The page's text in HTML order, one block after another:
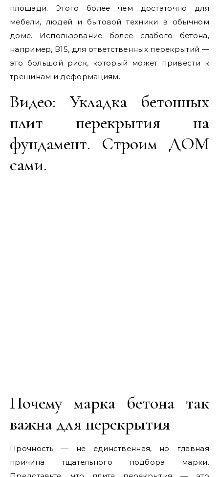
площади. Этого более чем достаточно для
мебели, людей и бытовой техники в обычном
доме. Использование более слабого бетона,
например, В15, для ответственных перекрытий —
это большой риск, который может привести к
трещинам и деформациям.
Видео: Укладка бетонных
плит перекрытия на
фундамент. Строим ДОМ
сами.
Почему марка бетона так
важна для перекрытия
Прочность — не единственная, но главная
причина тщательного подбора марки.